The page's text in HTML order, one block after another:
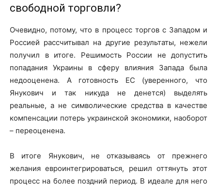
свободной торговли?
Очевидно, потому, что в процесс торгов с Западом и
Россией рассчитывал на другие результаты, нежели
получил в итоге. Решимость России не допустить
попадания Украины в сферу влияния Запада была
недооценена. А готовность ЕС (уверенного, что
Янукович и так никуда не денется) выделять
реальные, а не символические средства в качестве
компенсации потерь украинской экономики, наоборот
– переоценена.
В итоге Янукович, не отказываясь от прежнего
желания евроинтегрироваться, решил оттянуть этот
процесс на более поздний период. В идеале для него